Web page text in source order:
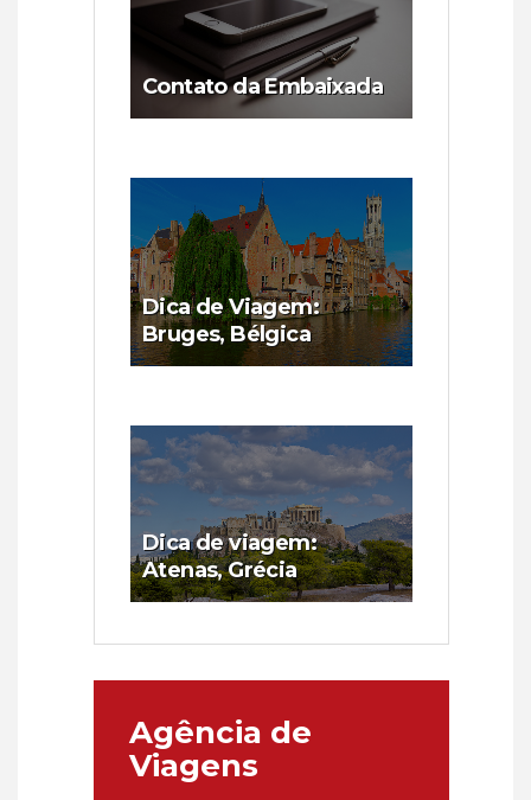
Contato da Embaixada
Dica de Viagem:
Bruges, Bélgica
Dica de viagem:
Atenas, Grécia
Agência de
Viagens